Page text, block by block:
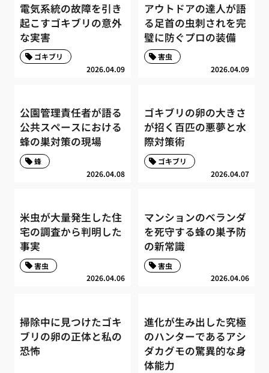
電気系統の故障を引き
起こすゴキブリの意外
な実害
2026.04.09
ゴキブリ
アウトドアの達人が語
る足首の虫刺されを完
璧に防ぐプロの装備
2026.04.09
害虫
公園管理責任者が語る
公共スペースにおける
蜂の巣対策の現場
2026.04.08
蜂
ゴキブリの卵の大きさ
が招く百匹の悪夢と水
際対策術
2026.04.07
ゴキブリ
米虫が大量発生した住
宅の調査から判明した
事実
2026.04.06
害虫
マンションのベランダ
を死守する蜂の巣予防
の新常識
2026.04.06
害虫
掃除中に見つけたゴキ
ブリの卵の正体と私の
恐怖
進化が生み出した究極
のハンターであるアシ
ダカグモの驚異的な身
体能力